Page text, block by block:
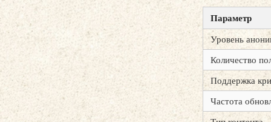
Параметр
Уровень
Количество
Поддержка
Частота